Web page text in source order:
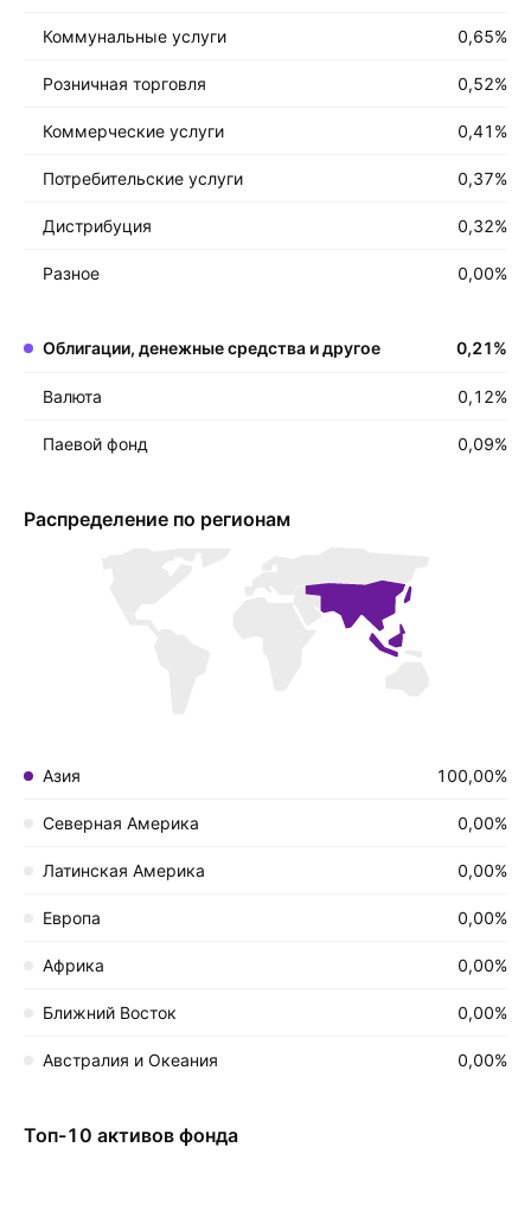
Коммунальные услуги 0,65%
Розничная торговля 0,52%
Коммерческие услуги 0,41 %
Потребительские услуги 0,37%
Дистрибуция 0,32%
Разное 0,00%
Облигации, денежные средства и другое 0,21%
Валюта 0,12%
Паевой фонд 0,09%
Распределение по регионам
Азия 100,00%
Северная Америка 0,00%
Латинская Америка 0,00%
Европа 0,00%
Африка 0,00%
Ближний Восток 0,00%
Австралия и Океания 0,00%
Топ-10 активов фонда